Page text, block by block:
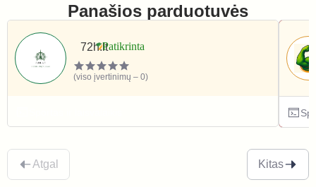
Panašios parduotuvės
72h.lt
(viso įvertinimų – 0)
Atgal Kitas